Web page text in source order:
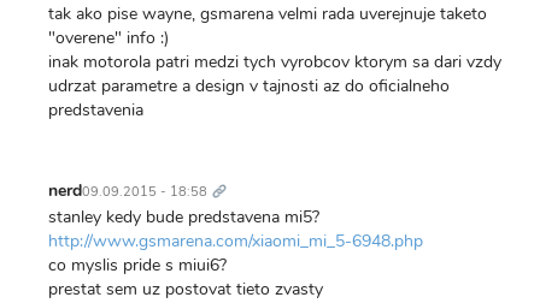
tak ako pise wayne, gsmarena velmi rada uverejnuje taketo
"overene" info :)
inak motorola patri medzi tych vyrobcov ktorym sa dari vzdy
udrzat parametre a design v tajnosti az do oficialneho
predstavenia
nerd09.09.2015 - 18:58 odkaz
stanley kedy bude predstavena mi5?
http://www.gsmarena.com/xiaomi_mi_5-6948.php
co myslis pride s miui6?
prestat sem uz postovat tieto zvasty